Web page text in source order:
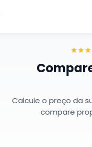
Calcule o preço da
compare